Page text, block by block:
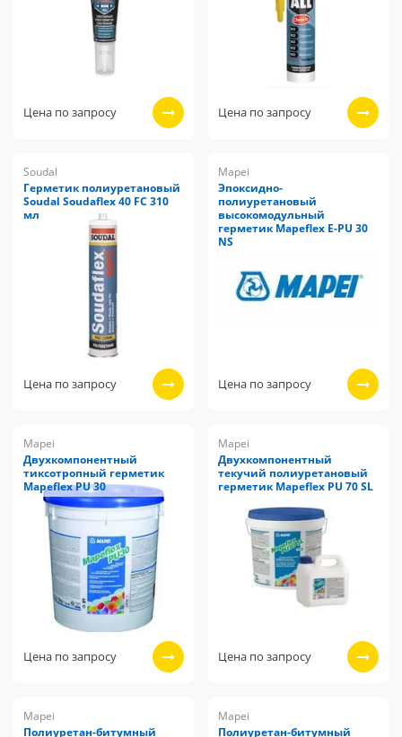
Цена по запросу Цена по запросу
Soudal
Герметик полиуретановый
Soudal Soudaflex 40 FC 310
мл
Цена по запросу
Mapei
Эпоксидно-
полиуретановый
высокомодульный
герметик Mapeflex E-PU 30
NS
Цена по запросу
Mapei
Двухкомпонентный
тиксотропный герметик
Mapeflex PU 30
Цена по запросу
Mapei
Двухкомпонентный
текучий полиуретановый
герметик Mapeflex PU 70 SL
Цена по запросу
Mapei
Полиуретан-битумный
Mapei
Полиуретан-битумный